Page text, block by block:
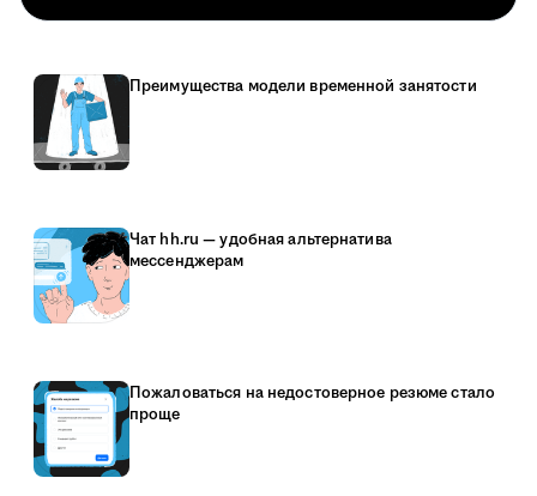
Преимущества модели временной занятости
Чат hh.ru — удобная альтернатива
мессенджерам
Пожаловаться на недостоверное резюме стало
проще